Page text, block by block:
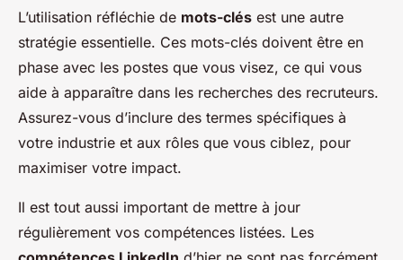
L’utilisation réfléchie de mots-clés est une autre
stratégie essentielle. Ces mots-clés doivent être en
phase avec les postes que vous visez, ce qui vous
aide à apparaître dans les recherches des recruteurs.
Assurez-vous d’inclure des termes spécifiques à
votre industrie et aux rôles que vous ciblez, pour
maximiser votre impact.
Il est tout aussi important de mettre à jour
régulièrement vos compétences listées. Les